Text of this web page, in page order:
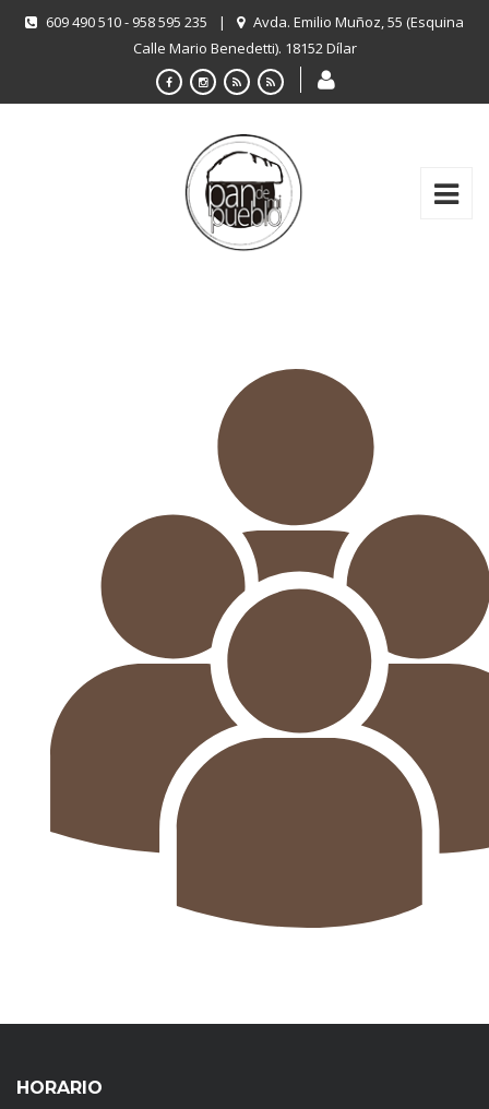
609 490 510 - 958 595 235 |
Avda. Emilio Muñoz, 55 (Esquina
Calle Mario Benedetti). 18152 Dílar
HORARIO